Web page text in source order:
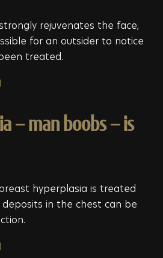
rejuvenates the face,
for an outsider to notice
treated.
– man boobs – is
hyperplasia is treated
deposits in the chest can be